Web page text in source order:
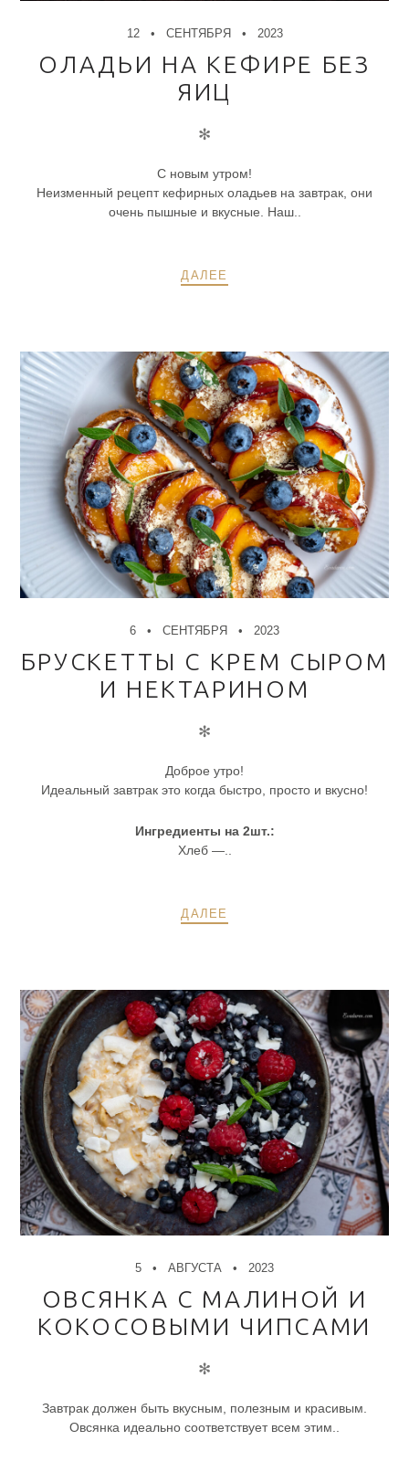
12 СЕНТЯБРЯ 2023
ОЛАДЬИ НА КЕФИРЕ БЕЗ
ЯИЦ
✻
С новым утром!
Неизменный рецепт кефирных оладьев на завтрак, они
очень пышные и вкусные. Наш..
ДАЛЕЕ
6 СЕНТЯБРЯ 2023
БРУСКЕТТЫ С КРЕМ СЫРОМ
И НЕКТАРИНОМ
✻
Доброе утро!
Идеальный завтрак это когда быстро, просто и вкусно!
Ингредиенты на 2шт.:
Хлеб —..
ДАЛЕЕ
5 АВГУСТА 2023
ОВСЯНКА С МАЛИНОЙ И
КОКОСОВЫМИ ЧИПСАМИ
✻
Завтрак должен быть вкусным, полезным и красивым.
Овсянка идеально соответствует всем этим..